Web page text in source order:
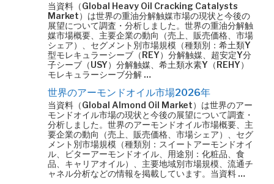
当資料（Global Heavy Oil Cracking Catalysts
Market）は世界の重油分解触媒市場の現状と今後の
展望について調査・分析しました。世界の重油分解触
媒市場概要、主要企業の動向（売上、販売価格、市場
シェア）、セグメント別市場規模（種類別：希土類Y
型モレキュラーシーブ（REY）分解触媒、超安定Y分
子シーブ（USY）分解触媒、希土類水素Y（REHY）
モレキュラーシーブ分解 …
世界のアーモンドオイル市場2026年
当資料（Global Almond Oil Market）は世界のアー
モンドオイル市場の現状と今後の展望について調査・
分析しました。世界のアーモンドオイル市場概要、主
要企業の動向（売上、販売価格、市場シェア）、セグ
メント別市場規模（種類別：スイートアーモンドオイ
ル、ビターアーモンドオイル、用途別：化粧品、食
品、キャリアオイル）、主要地域別市場規模、流通チ
ャネル分析などの情報を掲載しています。当資料 …